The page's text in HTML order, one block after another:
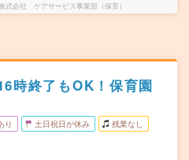
式会社 ケアサービス事業部（保育）
時終了もOK！保育園
り 土日祝日が休み 残業なし